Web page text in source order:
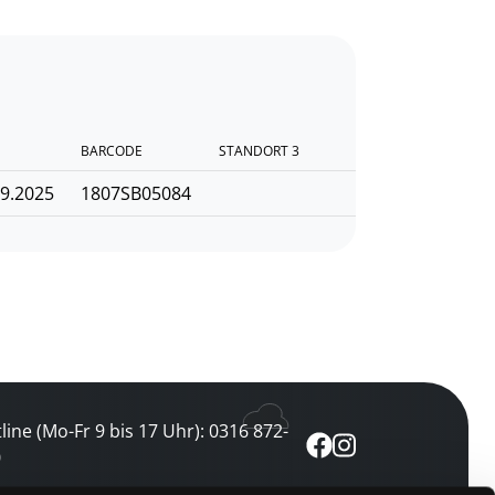
BARCODE STANDORT 3
1807SB05084
(Mo-Fr 9 bis 17 Uhr): 0316 872-